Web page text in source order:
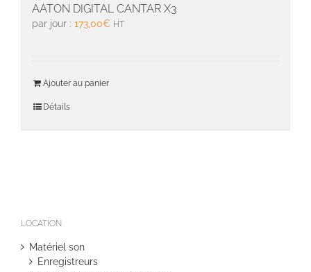
AATON DIGITAL CANTAR X3
par jour : 173,00€ HT
Ajouter au panier
Détails
LOCATION
Matériel son
Enregistreurs